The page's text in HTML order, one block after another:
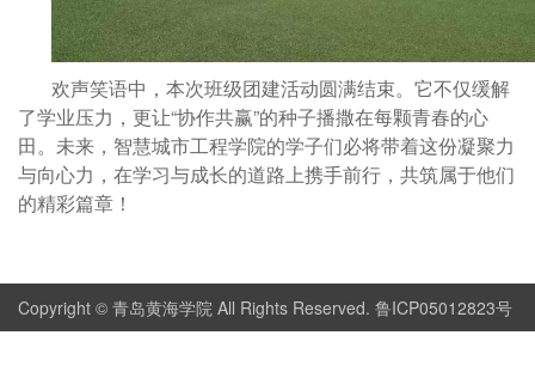
欢声笑语中，本次班级团建活动圆满结束。它不仅缓解
了学业压力，更让“协作共赢”的种子播撒在每颗青春的心
田。未来，智慧城市工程学院的学子们必将带着这份凝聚力
与向心力，在学习与成长的道路上携手前行，共筑属于他们
的精彩篇章！
Copyright © 青岛黄海学院 All Rights Reserved. 鲁ICP05012823号